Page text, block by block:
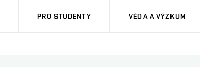
PRO STUDENTY VĚDA A VÝZKUM